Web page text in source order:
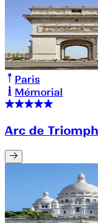
Paris
Mémorial
Arc de